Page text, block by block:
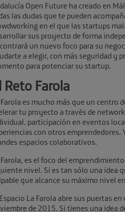
Open Future ha creado en
las dudas que te pueden
en el que las startups
sus proyecto de forma
un nuevo foco para su
a elegir, con más seguridad y
para potenciar su startup.
Reto Farola
es mucho más que un centro
tu proyecto a través de
participación en eventos
con otros emprendedores.
espacios colaborativos.
Farola, es el foco del
nivel. Si es tan sólo una idea
que alcance su máximo nivel
La Farola abre sus puertas
de 2015. Si tienes una idea